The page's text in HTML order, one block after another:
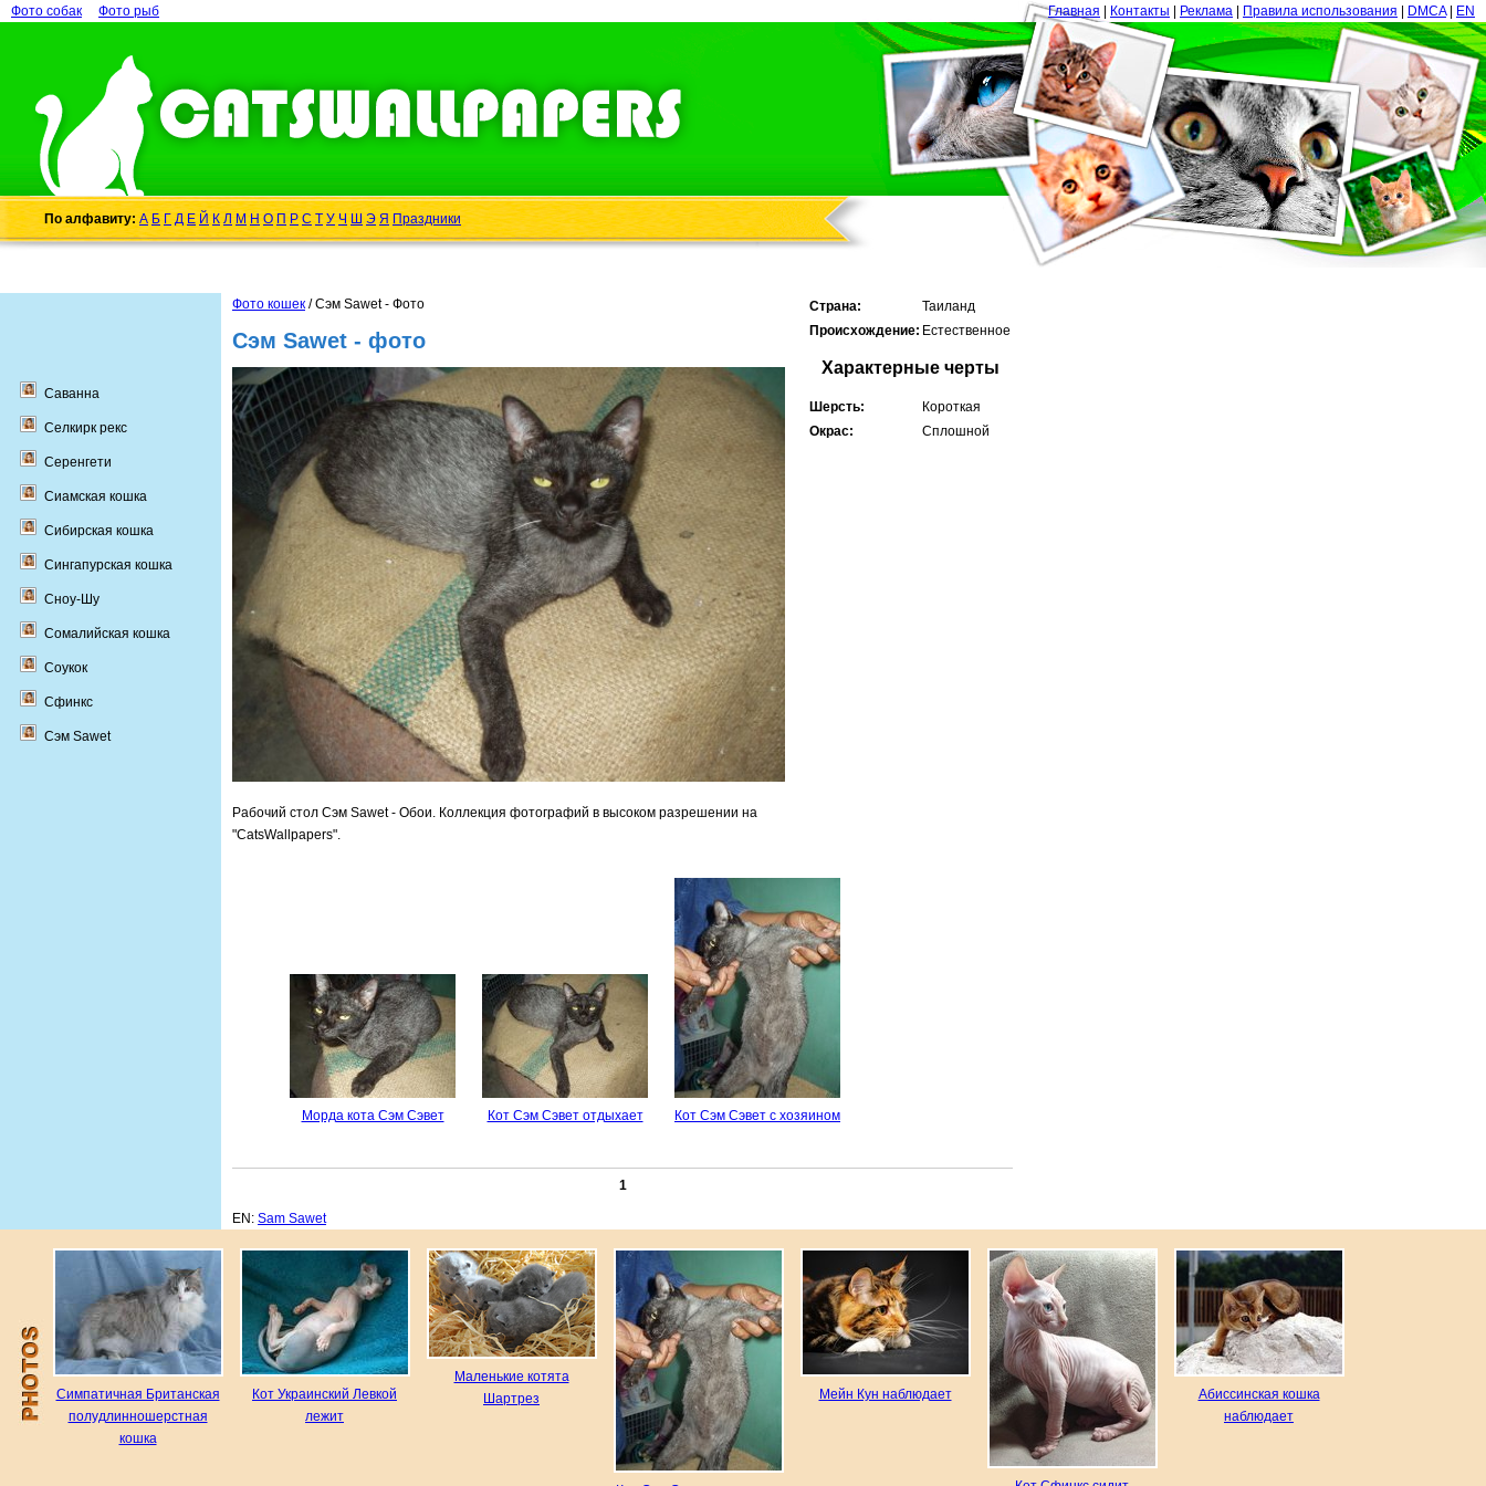
Главная Контакты Реклама Правила использования DMCA EN
Фото собак Фото рыб
По алфавиту: А Б Г Д Е Й К Л М Н О П Р С Т У Ч Ш Э Я Праздники
Фото кошек / Сэм Sawet - Фото
Сэм Sawet - фото
Рабочий стол Сэм Sawet - Обои. Коллекция фотографий в высоком разрешении на
"CatsWallpapers".
Страна:
Таиланд
Происхождение: Естественное
Характерные черты
Шерсть:
Короткая
Окрас:
Сплошной
Морда кота Сэм Сэвет Кот Сэм Сэвет отдыхает Кот Сэм Сэвет с хозяином
1
EN: Sam Sawet
Саванна
Селкирк рекс
Серенгети
Сиамская кошка
Сибирская кошка
Сингапурская кошка
Сноу-Шу
Сомалийская кошка
Соукок
Сфинкс
Сэм Sawet
Симпатичная Британская
полудлинношерстная
кошка
Кот Украинский Левкой
лежит
Маленькие котята
Шартрез
Мейн Кун наблюдает
Абиссинская кошка
наблюдает